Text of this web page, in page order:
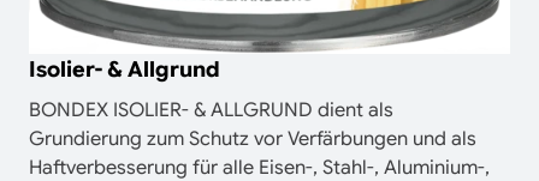
Isolier- & Allgrund
BONDEX ISOLIER- & ALLGRUND dient als
Grundierung zum Schutz vor Verfärbungen und als
Haftverbesserung für alle Eisen-, Stahl-, Aluminium-,